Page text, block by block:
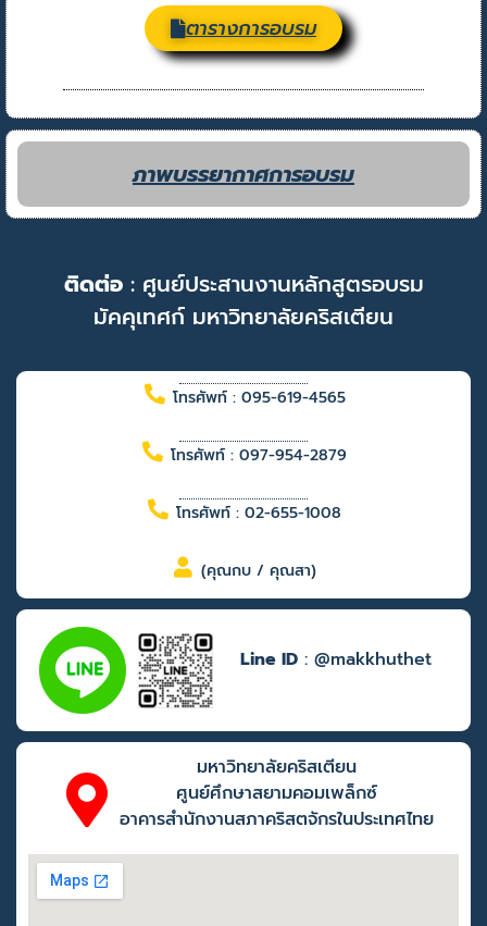
ตารางการอบรม
ภาพบรรยากาศการอบรม
ติดต่อ: ศูนย์ประสานงานหลักสูตรอบรม
มัคคุเทศก์ มหาวิทยาลัยคริสเตียน
โทรศัพท์ : 095-619-4565
โทรศัพท์ : 097-954-2879
โทรศัพท์ : 02-655-1008
(คุณกบ / คุณสา)
Line ID : @makkhuthet
มหาวิทยาลัยคริสเตียน
ศูนย์ศึกษาสยามคอมเพล็กซ์
อาคารสำนักงานสภาคริสตจักรในประเทศไทย